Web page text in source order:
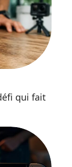
qui fait